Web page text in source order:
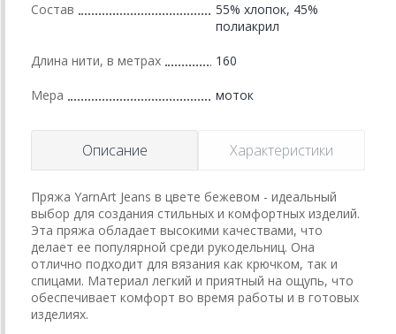
Состав
55% хлопок, 45%
полиакрил
Длина нити, в метрах 160
Мера моток
Описание Характеристики
Пряжа YarnArt Jeans в цвете бежевом - идеальный
выбор для создания стильных и комфортных изделий.
Эта пряжа обладает высокими качествами, что
делает ее популярной среди рукодельниц. Она
отлично подходит для вязания как крючком, так и
спицами. Материал легкий и приятный на ощупь, что
обеспечивает комфорт во время работы и в готовых
изделиях.